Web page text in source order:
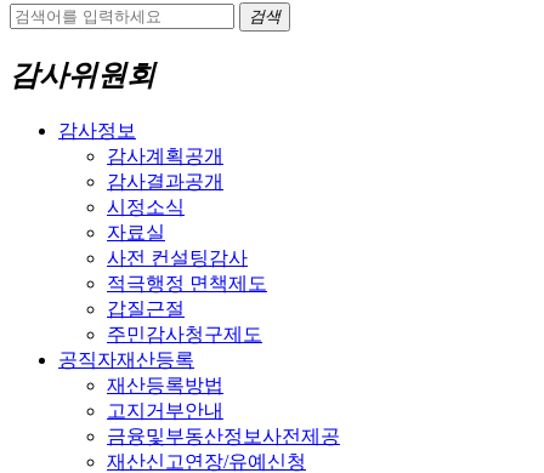
검색
감사위원회
감사정보
감사계획공개
감사결과공개
시정소식
자료실
사전 컨설팅감사
적극행정 면책제도
갑질근절
주민감사청구제도
공직자재산등록
재산등록방법
고지거부안내
금융및부동산정보사전제공
재산신고연장/유예신청